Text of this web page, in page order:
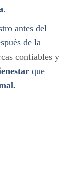
.
antes del
de la
confiables y
que